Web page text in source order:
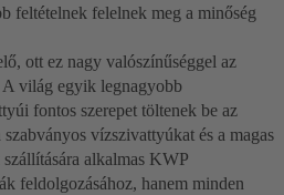
feltételnek felelnek meg a minőség
ott ez nagy valószínűséggel az
A világ egyik legnagyobb
fontos szerepet töltenek be az
vízszivattyúkat és a magas
alkalmas KWP
feldolgozásához, hanem minden